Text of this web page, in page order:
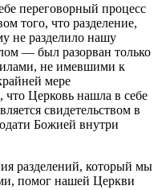
переговорный процесс
того, что разделение,
не разделило нашу
— был разорван только
не имевшими к
мере
Церковь нашла в себе
свидетельством в
Божией внутри
разделений, который мы
помог нашей Церкви